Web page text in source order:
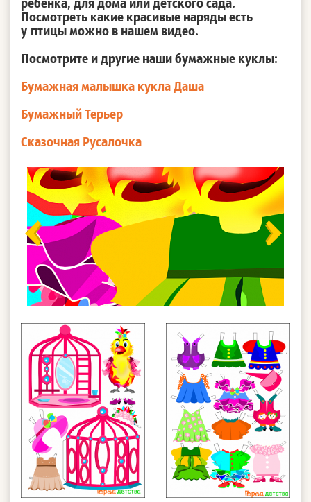
ребенка, для дома или детского сада.
Посмотреть какие красивые наряды есть
у птицы можно в нашем видео.
Посмотрите и другие наши бумажные куклы:
Бумажная малышка кукла Даша
Бумажный Терьер
Сказочная Русалочка